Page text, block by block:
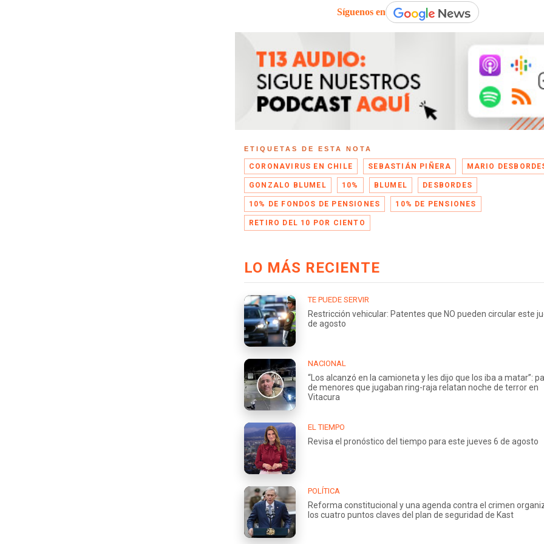
Síguenos en
ETIQUETAS DE ESTA NOTA
CORONAVIRUS EN CHILE SEBASTIÁN PIÑERA MARIO
GONZALO BLUMEL 10% BLUMEL DESBORDES
10% DE FONDOS DE PENSIONES 10% DE PENSIONES
RETIRO DEL 10 POR CIENTO
LO MÁS RECIENTE
TE PUEDE SERVIR
Restricción vehicular: Patentes que NO pueden circular este
de agosto
NACIONAL
“Los alcanzó en la camioneta y les dijo que los iba a matar”:
de menores que jugaban ring-raja relatan noche de terror en
Vitacura
EL TIEMPO
Revisa el pronóstico del tiempo para este jueves 6 de agosto
POLÍTICA
Reforma constitucional y una agenda contra el crimen
los cuatro puntos claves del plan de seguridad de Kast